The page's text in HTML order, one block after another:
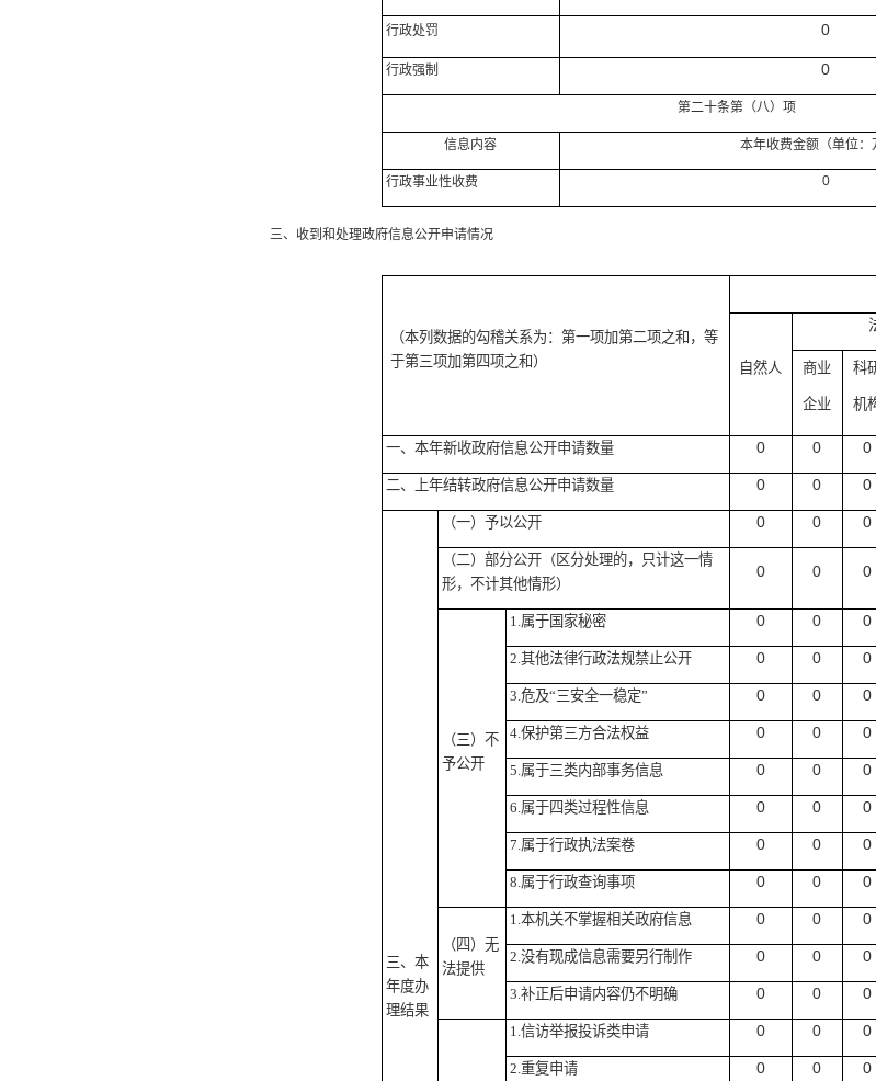
行政处罚 0
行政强制 0
第二十条第（八）项
信息内容 本年收费金额（单位：
行政事业性收费 0
三、收到和处理政府信息公开申请情况
（本列数据的勾稽关系为：第一项加第二项之和，等
于第三项加第四项之和）
自然人 商业
企业
科
机
一、本年新收政府信息公开申请数量 0 0 0
二、上年结转政府信息公开申请数量 0 0 0
三、本
年度办
理结果
（一）予以公开 0 0 0
（二）部分公开 （区分处理的，只计这一情
形，不计其他情形）
0 0 0
（三）不
予公开
1.属于国家秘密 0 0 0
2.其他法律行政法规禁止公开 0 0 0
3.危及“三安全一稳定” 0 0 0
4.保护第三方合法权益 0 0 0
5.属于三类内部事务信息 0 0 0
6.属于四类过程性信息 0 0 0
7.属于行政执法案卷 0 0 0
8.属于行政查询事项 0 0 0
（四）无
法提供
1.本机关不掌握相关政府信息 0 0 0
2.没有现成信息需要另行制作 0 0 0
3.补正后申请内容仍不明确 0 0 0
1.信访举报投诉类申请 0 0 0
2.重复申请 0 0 0